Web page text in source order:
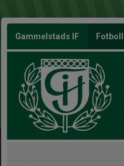
Gammelstads IF Fotboll